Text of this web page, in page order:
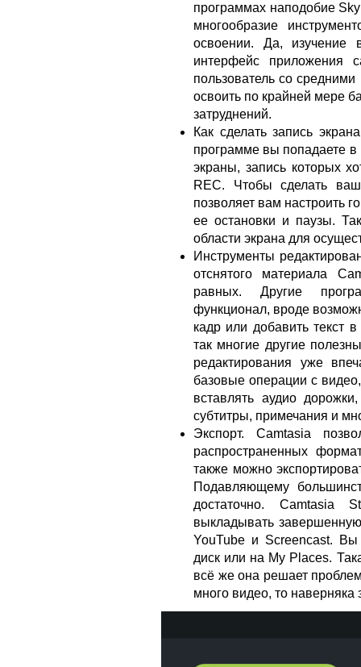
программах наподобие
многообразие
освоении. Да, изучение
интерфейс приложения
пользователь со
освоить по крайней мере
затруднений.
Как сделать запись
программе вы попадаете
экраны, запись которых
REC. Чтобы сделать
позволяет вам настроить
ее остановки и паузы.
области экрана для
Инструменты
отснятого материала
равных. Другие
функционал, вроде
кадр или добавить текст
так многие другие
редактирования уже
базовые операции с
вставлять аудио
субтитры, примечания и
Экспорт. Camtasia
распространенных
также можно
Подавляющему
достаточно. Camtasia
выкладывать
YouTube и Screencast.
диск или на My Places.
всё же она решает
много видео, то наверняка